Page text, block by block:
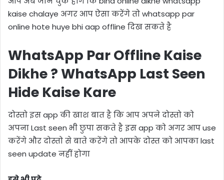
kaise chalaye अगर आप ऐसा करेंगे तो whatsapp par
online hote huye bhi aap offline दिख सकते है
WhatsApp Par Offline Kaise
Dikhe ? WhatsApp Last Seen
Hide Kaise Kare
दोस्तो इस app की खाश बात है कि आप अपने दोस्तो को
अपना Last seen भी छुपा सकते है इस app को अगर आप use
करेंगे और दोस्तो से बाते करेंगे तो आपके दोस्त को आपका last
seen update नहीं होगा